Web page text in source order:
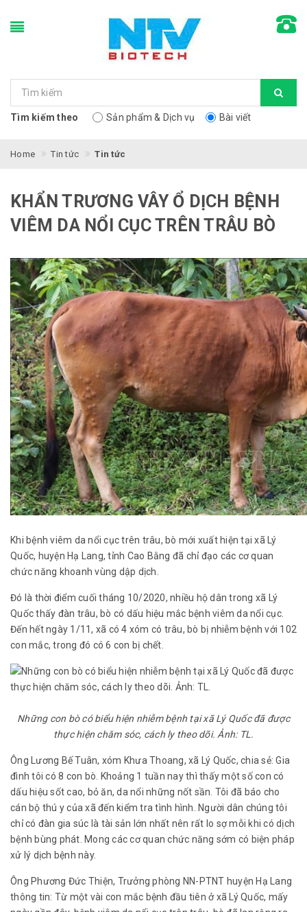
Tìm kiếm theo Sản phẩm & Dịch vụ Bài viết
Home Tin tức Tin tức
KHẨN TRƯƠNG VÂY Ổ DỊCH BỆNH
VIÊM DA NỔI CỤC TRÊN TRÂU BÒ
Khi bệnh viêm da nổi cục trên trâu, bò mới xuất hiện tại xã Lý
Quốc, huyện Hạ Lang, tỉnh Cao Bằng đã chỉ đạo các cơ quan
chức năng khoanh vùng dập dịch.
Đó là thời điểm cuối tháng 10/2020, nhiều hộ dân trong xã Lý
Quốc thấy đàn trâu, bò có dấu hiệu mắc bệnh viêm da nổi cục.
Đến hết ngày 1/11, xã có 4 xóm có trâu, bò bị nhiễm bệnh với 102
con mắc, trong đó có 6 con bị chết.
Những con bò có biểu hiện nhiễm bệnh tại xã Lý Quốc đã được
thực hiện chăm sóc, cách ly theo dõi. Ảnh: TL.
Ông Lương Bế Tuân, xóm Khưa Thoang, xã Lý Quốc, chia sẻ: Gia
đình tôi có 8 con bò. Khoảng 1 tuần nay thì thấy một số con có
dấu hiệu sốt cao, bỏ ăn, da nổi những nốt sần. Tôi đã báo cho
cán bộ thú y của xã đến kiểm tra tình hình. Người dân chúng tôi
chỉ có đàn gia súc là tài sản lớn nhất nên rất lo sợ mỗi khi có dịch
bệnh bùng phát. Mong các cơ quan chức năng sớm có biện pháp
xử lý dịch bệnh này.
Ông Phương Đức Thiện, Trưởng phòng NN-PTNT huyện Hạ Lang
thông tin: Từ một vài con mắc bệnh đầu tiên ở xã Lý Quốc, mấy